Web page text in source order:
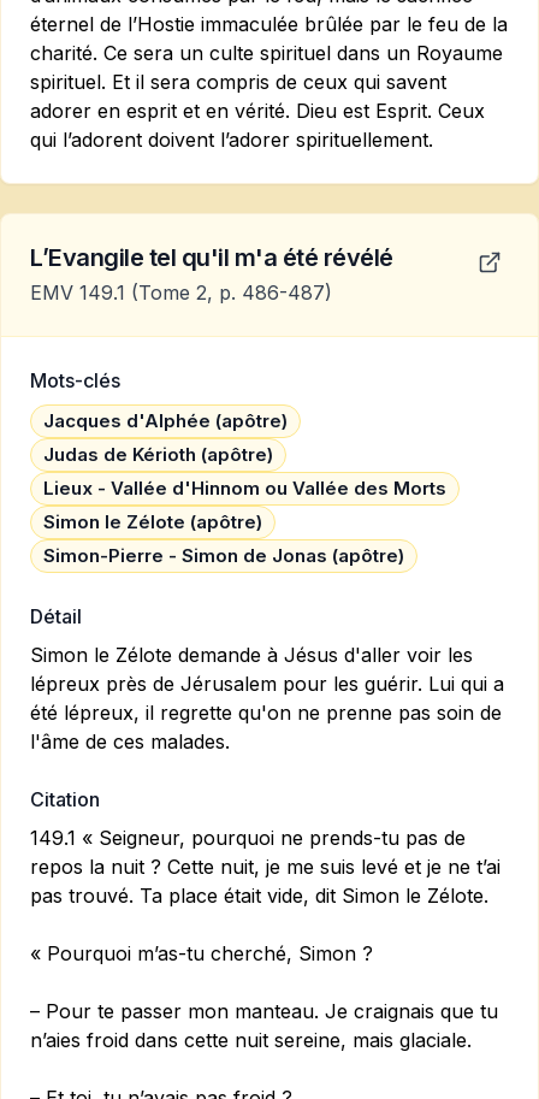
éternel de l’Hostie immaculée brûlée par le feu de la
charité. Ce sera un culte spirituel dans un Royaume
spirituel. Et il sera compris de ceux qui savent
adorer en esprit et en vérité. Dieu est Esprit. Ceux
qui l’adorent doivent l’adorer spirituellement.
L’Evangile tel qu'il m'a été révélé
EMV 149.1 (Tome 2, p. 486-487)
Mots-clés
Jacques d'Alphée (apôtre)
Judas de Kérioth (apôtre)
Lieux - Vallée d'Hinnom ou Vallée des Morts
Simon le Zélote (apôtre)
Simon-Pierre - Simon de Jonas (apôtre)
Détail
Simon le Zélote demande à Jésus d'aller voir les
lépreux près de Jérusalem pour les guérir. Lui qui a
été lépreux, il regrette qu'on ne prenne pas soin de
l'âme de ces malades.
Citation
149.1 « Seigneur, pourquoi ne prends-tu pas de
repos la nuit ? Cette nuit, je me suis levé et je ne t’ai
pas trouvé. Ta place était vide, dit Simon le Zélote.
« Pourquoi m’as-tu cherché, Simon ?
– Pour te passer mon manteau. Je craignais que tu
n’aies froid dans cette nuit sereine, mais glaciale.